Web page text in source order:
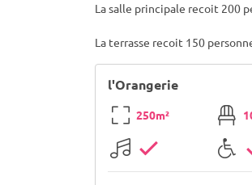
La salle principale recoit 200
La terrasse recoit 150
l'Orangerie
250m²